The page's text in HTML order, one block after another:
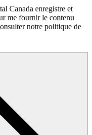
Canada enregistre et
me fournir le contenu
notre politique de